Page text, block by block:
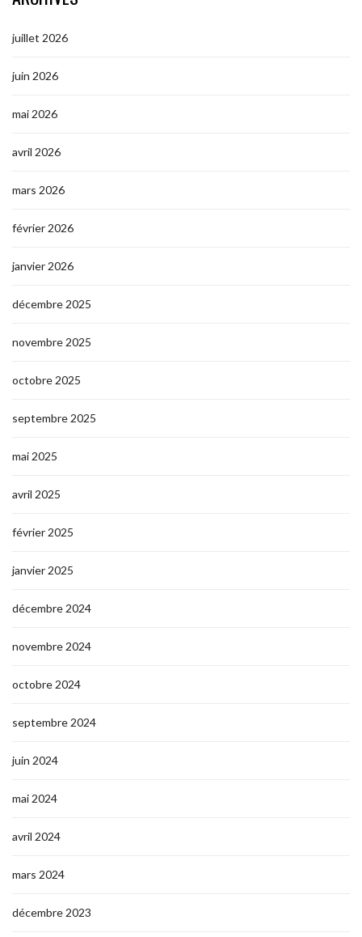
juillet 2026
juin 2026
mai 2026
avril 2026
mars 2026
février 2026
janvier 2026
décembre 2025
novembre 2025
octobre 2025
septembre 2025
mai 2025
avril 2025
février 2025
janvier 2025
décembre 2024
novembre 2024
octobre 2024
septembre 2024
juin 2024
mai 2024
avril 2024
mars 2024
décembre 2023